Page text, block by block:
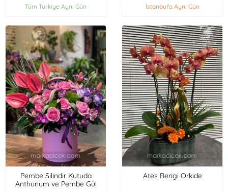
Tüm Türkiye Aynı Gün İstanbul'a Aynı Gün
Pembe Silindir Kutuda
Anthurium ve Pembe Gül
Ateş Rengi Orkide